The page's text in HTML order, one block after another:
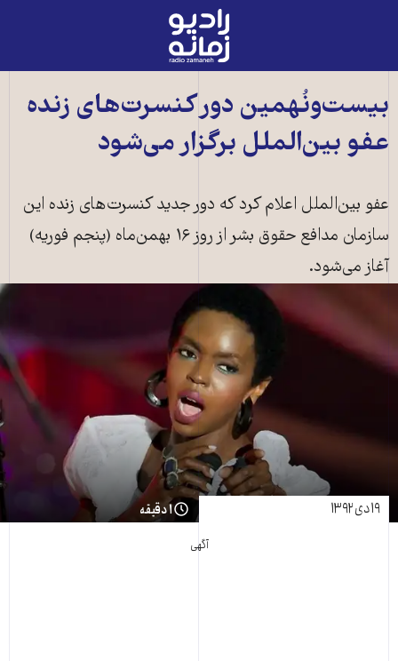
رادیو
زمانه
صفحه
اصلی
بيست‌ونُهمين دور کنسرت‌های زنده
عفو بين‌الملل برگزار می‌شود
عفو بين‌الملل اعلام کرد که دور جديد کنسرت‌های زنده اين
سازمان مدافع حقوق بشر از روز ۱۶ بهمن‌ماه (پنجم فوريه)
آغاز می‌شود.
۱۹ دی ۱۳۹۲ ۱ دقیقه
آگهی